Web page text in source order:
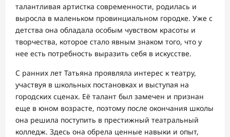
талантливая артистка современности, родилась и
выросла в маленьком провинциальном городке. Уже с
детства она обладала особым чувством красоты и
творчества, которое стало явным знаком того, что у
нее есть потребность выразить себя в искусстве.
С ранних лет Татьяна проявляла интерес к театру,
участвуя в школьных постановках и выступая на
городских сценах. Её талант был замечен и признан
еще в юном возрасте, поэтому после окончания школы
она решила поступить в престижный театральный
колледж. Здесь она обрела ценные навыки и опыт,